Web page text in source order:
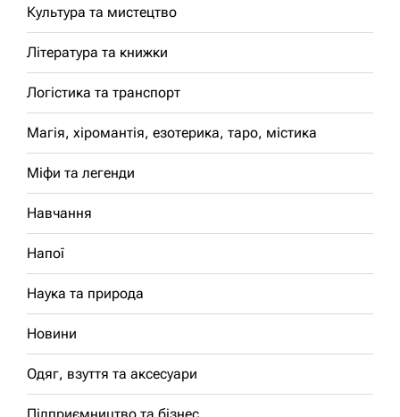
Культура та мистецтво
Література та книжки
Логістика та транспорт
Магія, хіромантія, езотерика, таро, містика
Міфи та легенди
Навчання
Напої
Наука та природа
Новини
Одяг, взуття та аксесуари